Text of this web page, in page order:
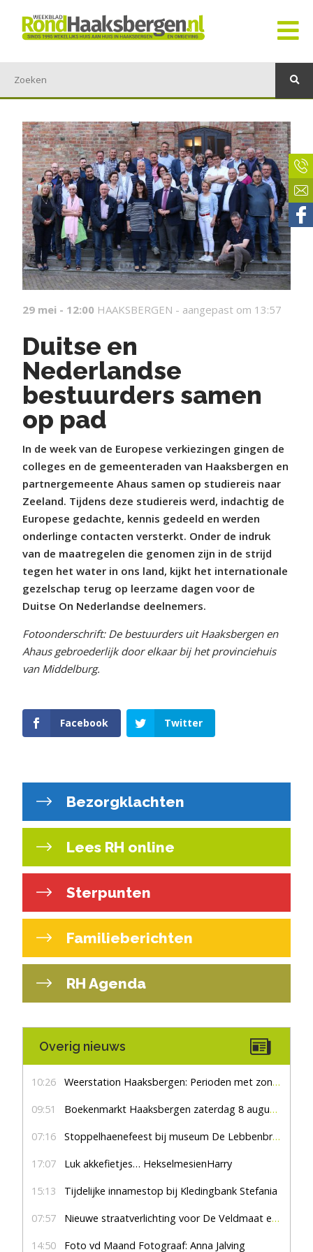
29 mei - 12:00 HAAKSBERGEN - aangepast om 13:57
Duitse en
Nederlandse
bestuurders samen
op pad
In de week van de Europese verkiezingen gingen de
colleges en de gemeenteraden van Haaksbergen en
partnergemeente Ahaus samen op studiereis naar
Zeeland. Tijdens deze studiereis werd, indachtig de
Europese gedachte, kennis gedeeld en werden
onderlinge contacten versterkt. Onder de indruk
van de maatregelen die genomen zijn in de strijd
tegen het water in ons land, kijkt het internationale
gezelschap terug op leerzame dagen voor de
Duitse Оn Nederlandse deelnemers.
Fotoonderschrift: De bestuurders uit Haaksbergen en
Ahaus gebroederlijk door elkaar bij het provinciehuis
van Middelburg.
Facebook Twitter
Bezorgklachten
Lees RH online
Sterpunten
Familieberichten
RH Agenda
Overig nieuws
10:26 Weerstation Haaksbergen: Perioden met zon en droog
09:51 Boekenmarkt Haaksbergen zaterdag 8 augustus, marktplein Haaksbergen
07:16 Stoppelhaenefeest bij museum De Lebbenbrugge
17:07 Luk akkefietjes… HekselmesienHarry
15:13 Tijdelijke innamestop bij Kledingbank Stefania
07:57 Nieuwe straatverlichting voor De Veldmaat en De Pas
14:50 Foto vd Maand Fotograaf: Anna Jalving